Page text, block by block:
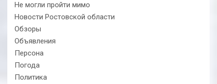
Не могли пройти мимо
Новости Ростовской области
Обзоры
Объявления
Персона
Погода
Политика